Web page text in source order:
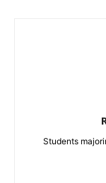
Students